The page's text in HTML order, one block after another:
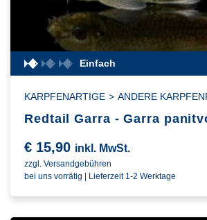
Einfach
KARPFENARTIGE > ANDERE
Redtail Garra - Garra
€ 15,90 inkl. MwSt.
zzgl. Versandgebühren
bei uns vorrätig | Lieferzeit 1-2 Werktage